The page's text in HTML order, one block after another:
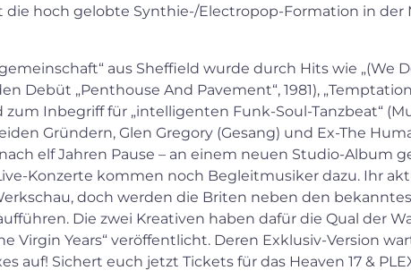
die hoch gelobte Synthie-/Electropop-Formation in der
aus Sheffield wurde durch Hits wie „(We
Debüt „Penthouse And Pavement“, 1981),
zum Inbegriff für „intelligenten Funk-Soul-Tanzbeat“
Gründern, Glen Gregory (Gesang) und Ex-The
nach elf Jahren Pause – an einem neuen Studio-Album
Konzerte kommen noch Begleitmusiker dazu. Ihr
doch werden die Briten neben den
Die zwei Kreativen haben dafür die Qual der
Virgin Years“ veröffentlicht. Deren Exklusiv-Version
auf! Sichert euch jetzt Tickets für das Heaven 17 &